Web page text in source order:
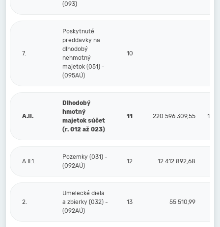
(093)
7.
Poskytnuté
preddavky na
dlhodobý
nehmotný
majetok (051) -
(095AÚ)
10
A.II.
Dlhodobý
hmotný
majetok súčet
(r. 012 až 023)
11 220 596 309,55 130
A.II.1.
Pozemky (031) -
(092AÚ)
12 12 412 892,68
2.
Umelecké diela
a zbierky (032) -
(092AÚ)
13 55 510,99